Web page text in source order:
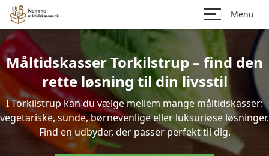
Menu
Måltidskasser Torkilstrup – find den
rette løsning til din livsstil
I Torkilstrup kan du vælge mellem mange måltidskasser:
vegetariske, sunde, børnevenlige eller luksuriøse løsninger.
Find en udbyder, der passer perfekt til dig.